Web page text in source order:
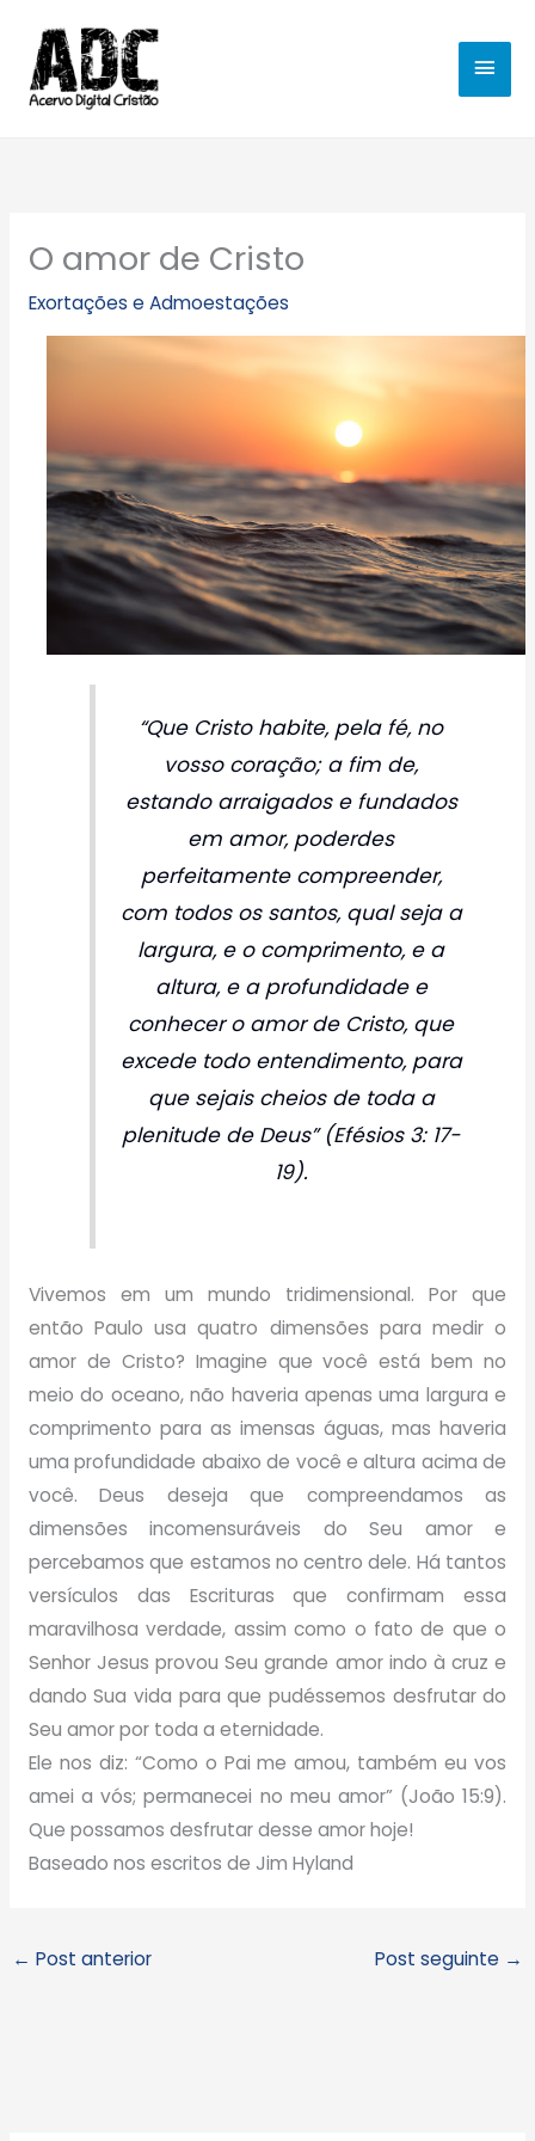
para
conteúdo
O amor de Cristo
Exortações e Admoestações
“Que Cristo habite, pela fé, no
vosso coração; a fim de,
estando arraigados e fundados
em amor, poderdes
perfeitamente compreender,
com todos os santos, qual seja a
largura, e o comprimento, e a
altura, e a profundidade e
conhecer o amor de Cristo, que
excede todo entendimento, para
que sejais cheios de toda a
plenitude de Deus” (Efésios 3: 17-
19).
Vivemos em um mundo tridimensional. Por que
então Paulo usa quatro dimensões para medir o
amor de Cristo? Imagine que você está bem no
meio do oceano, não haveria apenas uma largura e
comprimento para as imensas águas, mas haveria
uma profundidade abaixo de você e altura acima de
você. Deus deseja que compreendamos as
dimensões incomensuráveis do Seu amor e
percebamos que estamos no centro dele. Há tantos
versículos das Escrituras que confirmam essa
maravilhosa verdade, assim como o fato de que o
Senhor Jesus provou Seu grande amor indo à cruz e
dando Sua vida para que pudéssemos desfrutar do
Seu amor por toda a eternidade.
Ele nos diz: “Como o Pai me amou, também eu vos
amei a vós; permanecei no meu amor” (João 15:9).
Que possamos desfrutar desse amor hoje!
Baseado nos escritos de Jim Hyland
← Post anterior Post seguinte →